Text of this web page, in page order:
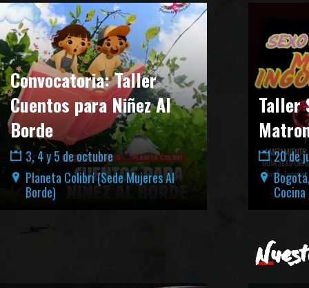
Convocatoria: Taller
Cuentos para Niñez Al
Borde
3, 4 y 5 de octubre
Planeta Colibrí (Sede Mujeres Al
Borde)
Taller
20 de